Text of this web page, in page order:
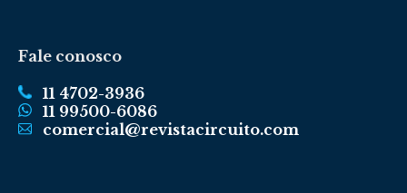
Fale conosco
11 4702-3936
11 99500-6086
comercial@revistacircuito.com